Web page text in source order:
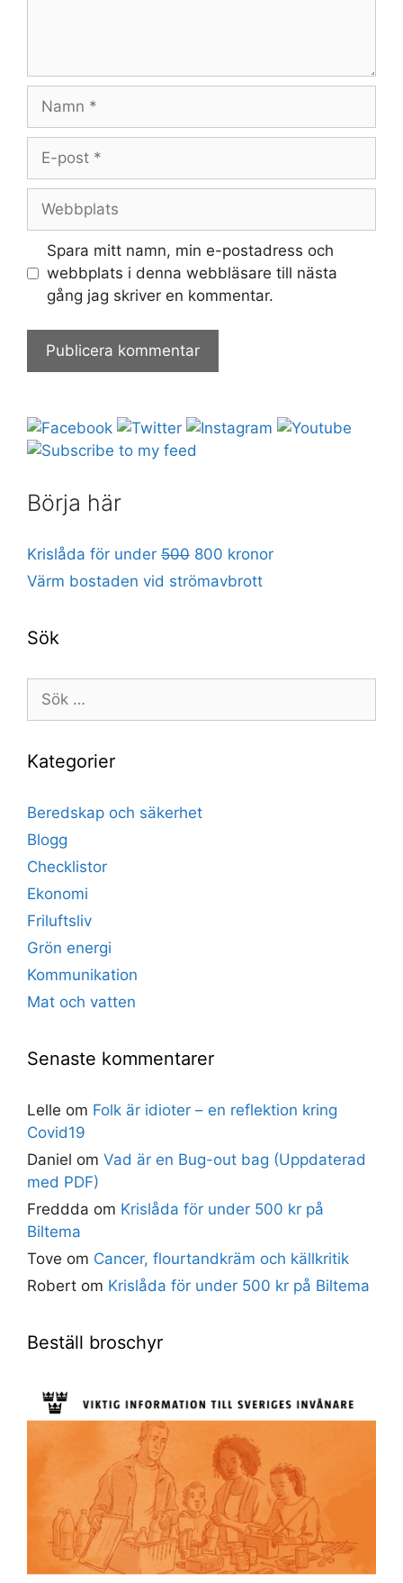
post
Spara mitt namn, min e-postadress och
webbplats i denna webbläsare till nästa
gång jag skriver en kommentar.
Börja här
Krislåda för under 500 800 kronor
Värm bostaden vid strömavbrott
Sök
Sök
efter:
Kategorier
Beredskap och säkerhet
Blogg
Checklistor
Ekonomi
Friluftsliv
Grön energi
Kommunikation
Mat och vatten
Senaste kommentarer
Lelle om Folk är idioter – en reflektion kring
Covid19
Daniel om Vad är en Bug-out bag (Uppdaterad
med PDF)
Freddda om Krislåda för under 500 kr på
Biltema
Tove om Cancer, flourtandkräm och källkritik
Robert om Krislåda för under 500 kr på Biltema
Beställ broschyr